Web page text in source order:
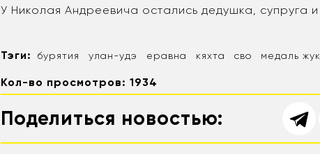
У Николая Андреевича остались дедушка, супруга
Тэги: бурятия улан-удэ еравна кяхта сво медаль
Кол-во просмотров: 1934
Поделиться новостью: